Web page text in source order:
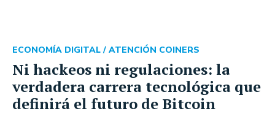
Ni hackeos ni regulaciones: la
verdadera carrera tecnológica que
definirá el futuro de Bitcoin
ECONOMÍA DIGITAL / ATENCIÓN COINERS